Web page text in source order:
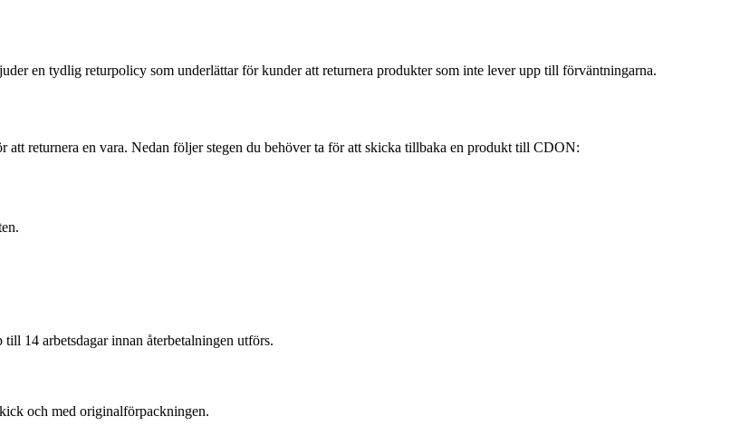
en tydlig returpolicy som underlättar för kunder att returnera produkter som inte lever upp till förväntningarna.
returnera en vara. Nedan följer stegen du behöver ta för att skicka tillbaka en produkt till CDON:
14 arbetsdagar innan återbetalningen utförs.
och med originalförpackningen.